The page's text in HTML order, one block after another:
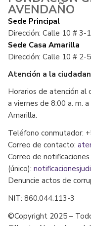
AVENDAÑO
Sede Principal
Dirección: Calle 10 # 3-
Sede Casa Amarilla
Dirección: Calle 10 # 2-
Atención a la
Horarios de atención al
a viernes de 8:00 a. m.
Amarilla.
Teléfono conmutador:
Correo de contacto:
Correo de notificaciones
(único):
Denuncie actos de
NIT: 860.044.113-3
©Copyright 2025 –